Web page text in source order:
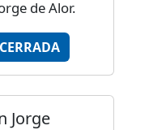
de Alor.
Jorge